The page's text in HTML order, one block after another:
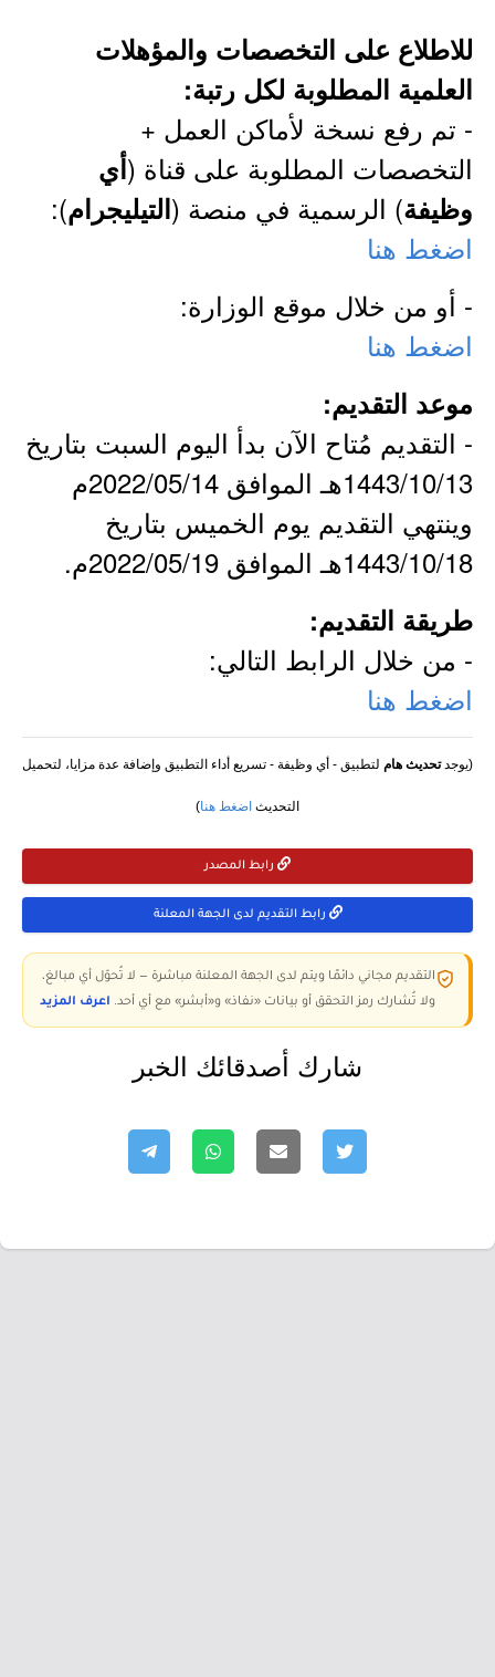
للاطلاع على التخصصات والمؤهلات
العلمية المطلوبة لكل رتبة:
- تم رفع نسخة لأماكن العمل +
التخصصات المطلوبة على قناة (أي
وظيفة) الرسمية في منصة (التيليجرام):
اضغط هنا
- أو من خلال موقع الوزارة:
اضغط هنا
موعد التقديم:
- التقديم مُتاح الآن بدأ اليوم السبت بتاريخ
1443/10/13هـ الموافق 2022/05/14م
وينتهي التقديم يوم الخميس بتاريخ
1443/10/18هـ الموافق 2022/05/19م.
طريقة التقديم:
- من خلال الرابط التالي:
اضغط هنا
(يوجدتحديث هام لتطبيق - أي وظيفة - تسريع أداء التطبيق وإضافة عدة مزايا، لتحميل
التحديث اضغط هنا)
رابط المصدر
رابط التقديم لدى الجهة المعلنة
التقديم مجاني دائمًا ويتم لدى الجهة المعلنة مباشرة — لا تُحوّل أي مبالغ،
ولا تُشارك رمز التحقق أو بيانات «نفاذ» و«أبشر» مع أي أحد. اعرف المزيد
شارك أصدقائك الخبر